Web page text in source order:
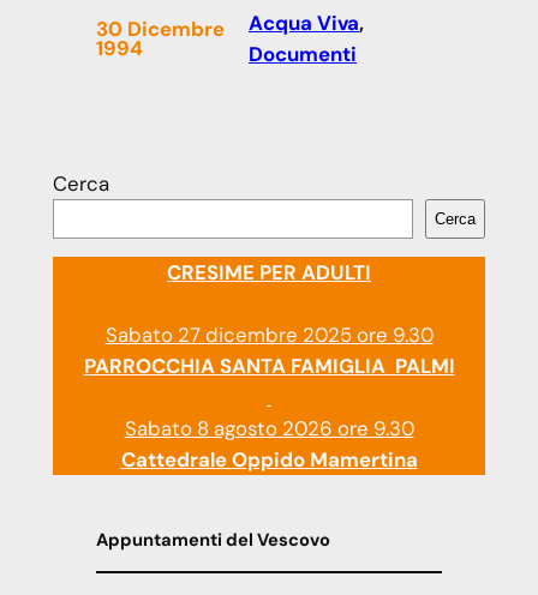
30 Dicembre
1994
Acqua Viva
Documenti
Cerca
Cerca
CRESIME PER ADULTI
Sabato 27 dicembre 2025 ore 9.30
PARROCCHIA SANTA FAMIGLIA PALMI
Sabato 8 agosto 2026 ore 9.30
Cattedrale Oppido Mamertina
Appuntamenti del Vescovo